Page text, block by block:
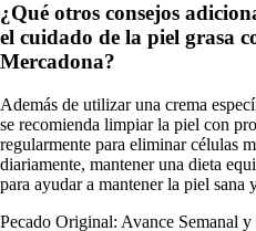
¿Qué otros consejos
el cuidado de la piel grasa
Mercadona?
Además de utilizar una crema
se recomienda limpiar la piel con
regularmente para eliminar células
diariamente, mantener una dieta
para ayudar a mantener la piel sana
Pecado Original: Avance Semanal